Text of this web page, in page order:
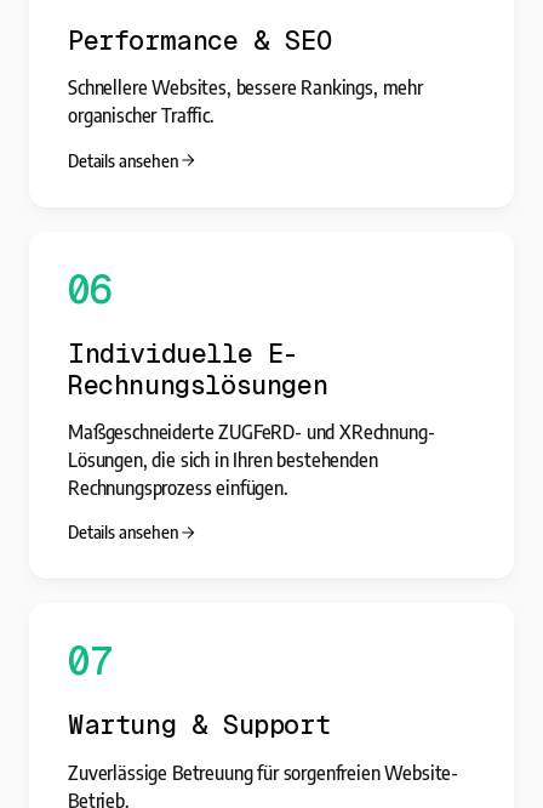
Performance & SEO
Schnellere Websites, bessere Rankings, mehr
organischer Traffic.
Details ansehen
06
Individuelle E-
Rechnungslösungen
Maßgeschneiderte ZUGFeRD- und XRechnung-
Lösungen, die sich in Ihren bestehenden
Rechnungsprozess einfügen.
Details ansehen
07
Wartung & Support
Zuverlässige Betreuung für sorgenfreien Website-
Betrieb.